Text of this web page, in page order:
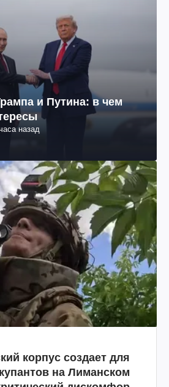
и Путина: в чем
назад
корпус создает для
на Лиманском